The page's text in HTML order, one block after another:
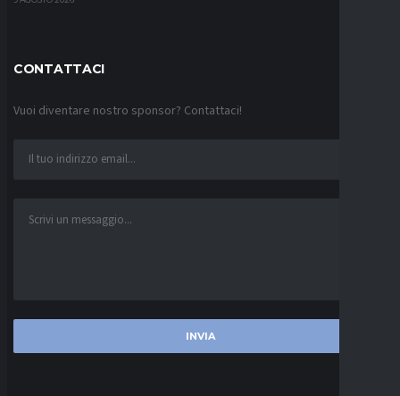
CONTATTACI
Vuoi diventare nostro sponsor? Contattaci!